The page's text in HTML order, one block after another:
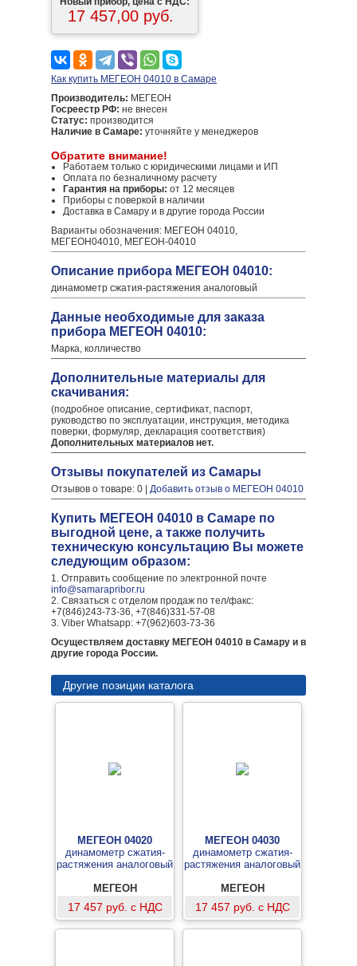
17 457,00 руб.
Как купить МЕГЕОН 04010 в Самаре
Производитель: МЕГЕОН
Госреестр РФ: не внесен
Статус: производится
Наличие в Самаре: уточняйте у менеджеров
Обратите внимание!
Работаем только с юридическими лицами и ИП
Оплата по безналичному расчету
Гарантия на приборы: от 12 месяцев
Приборы с поверкой в наличии
Доставка в Самару и в другие города России
Варианты обозначения: МЕГЕОН 04010,
МЕГЕОН04010, МЕГЕОН-04010
Описание прибора МЕГЕОН 04010:
динамометр сжатия-растяжения аналоговый
Данные необходимые для заказа
прибора МЕГЕОН 04010:
Марка, колличество
Дополнительные материалы для
скачивания:
(подробное описание, сертификат, паспорт,
руководство по эксплуатации, инструкция, методика
поверки, формуляр, декларация соответствия)
Дополнительных материалов нет.
Отзывы покупателей из Самары
Отзывов о товаре: 0 | Добавить отзыв о МЕГЕОН 04010
Купить МЕГЕОН 04010 в Самаре по
выгодной цене, а также получить
техническую консультацию Вы можете
следующим образом:
1. Отправить сообщение по электронной почте
info@samarapribor.ru
2. Связаться с отделом продаж по тел/факс:
+7(846)243-73-36, +7(846)331-57-08
3. Viber Whatsapp: +7(962)603-73-36
Осуществляем доставку МЕГЕОН 04010 в Самару и в
другие города России.
Другие позиции каталога
МЕГЕОН 04020
динамометр сжатия-
растяжения аналоговый
МЕГЕОН
17 457 руб. с НДС
МЕГЕОН 04030
динамометр сжатия-
растяжения аналоговый
МЕГЕОН
17 457 руб. с НДС